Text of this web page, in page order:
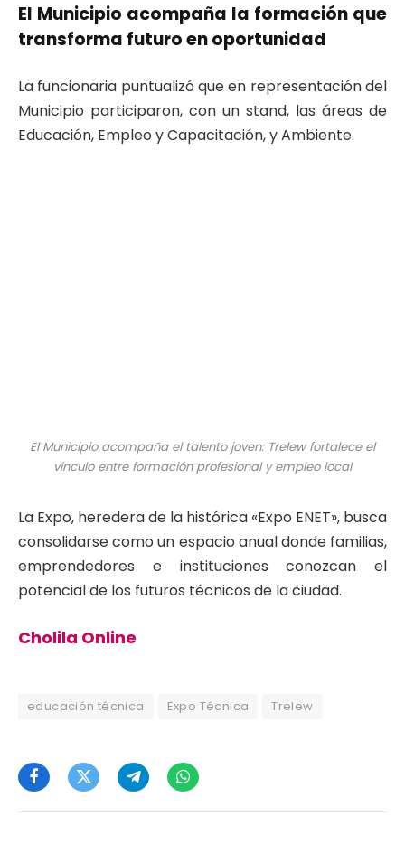
El Municipio acompaña la formación que
transforma futuro en oportunidad
La funcionaria puntualizó que en representación del
Municipio participaron, con un stand, las áreas de
Educación, Empleo y Capacitación, y Ambiente.
El Municipio acompaña el talento joven: Trelew fortalece el
vínculo entre formación profesional y empleo local
La Expo, heredera de la histórica «Expo ENET», busca
consolidarse como un espacio anual donde familias,
emprendedores e instituciones conozcan el
potencial de los futuros técnicos de la ciudad.
Cholila Online
educación técnica Expo Técnica Trelew
FacebookTwitterTelegramWhatsApp